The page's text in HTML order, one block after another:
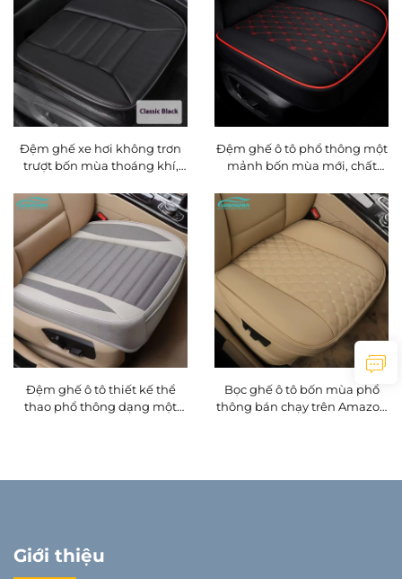
Đệm ghế xe hơi không trơn
trượt bốn mùa thoáng khí,
tựa lưng, gối mông
Đệm ghế ô tô phổ thông một
mảnh bốn mùa mới, chất
lưng, bán hàng xuyên biên
giới trên Amazon
Đệm ghế ô tô thiết kế thể
thao phổ thông dạng một
Bọc ghế ô tô bốn mùa phổ
thông bán chạy trên Amazon
Giới thiệu